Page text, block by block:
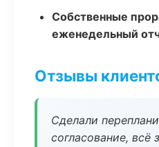
Собственные
еженедельный
Отзывы
Сделали
согласование, всё